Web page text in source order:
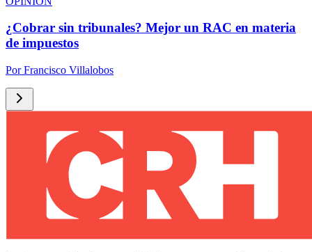
¿Cobrar sin tribunales? Mejor un RAC en materia
de impuestos
PorFrancisco Villalobos